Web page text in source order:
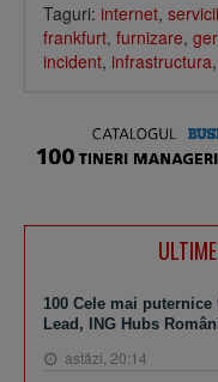
Taguri: internet, servicii
frankfurt, furnizare,
incident, infrastructura,
100 Cele mai
Lead, ING Hubs
astăzi, 20:14